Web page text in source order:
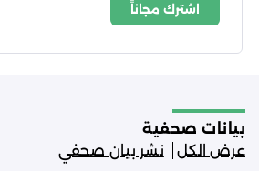
اشترك مجاناً
بيانات صحفية
عرض الكل
نشر بيان صحفي